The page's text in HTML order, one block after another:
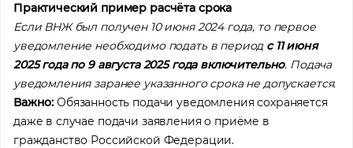
Практический пример расчёта срока
Если ВНЖ был получен 10 июня 2024 года, то первое
уведомление необходимо подать в период с 11 июня
2025 года по 9 августа 2025 года включительно. Подача
уведомления заранее указанного срока не допускается.
Важно: Обязанность подачи уведомления сохраняется
даже в случае подачи заявления о приёме в
гражданство Российской Федерации.